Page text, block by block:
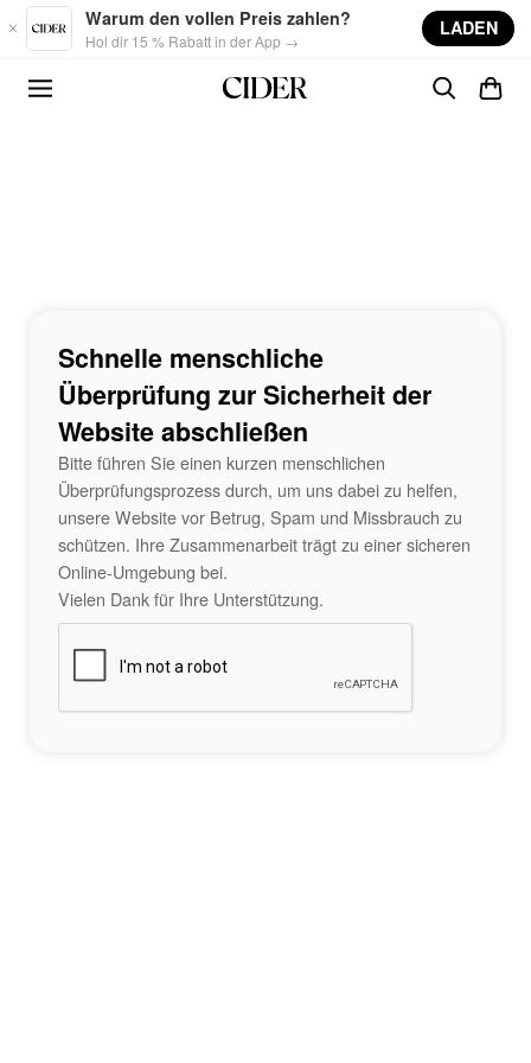
Skip to main content
Warum den vollen Preis zahlen?
Hol dir 15 % Rabatt in der App →
LADEN
Schnelle menschliche
Überprüfung zur Sicherheit der
Website abschließen
Bitte führen Sie einen kurzen menschlichen
Überprüfungsprozess durch, um uns dabei zu helfen,
unsere Website vor Betrug, Spam und Missbrauch zu
schützen. Ihre Zusammenarbeit trägt zu einer sicheren
Online-Umgebung bei.
Vielen Dank für Ihre Unterstützung.